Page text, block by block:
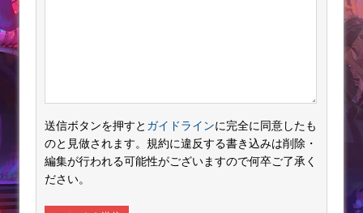
送信ボタンを押すと ガイドラインに完全に同意したも
のと見做されます。規約に違反する書き込みは削除・
編集が行われる可能性がございますので何卒ご了承く
ださい。